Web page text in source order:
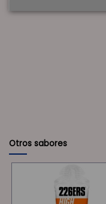
Otros sabores